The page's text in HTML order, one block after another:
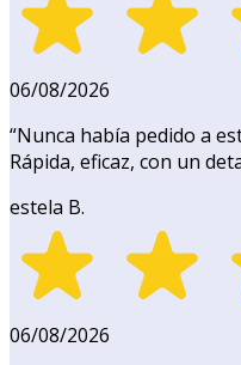
06/08/2026
“Nunca había pedido a
Rápida, eficaz, con un
estela B.
06/08/2026